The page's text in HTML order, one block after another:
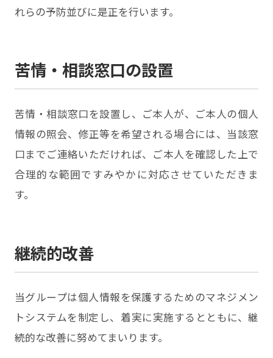
れらの予防並びに是正を行います。
苦情・相談窓口の設置
苦情・相談窓口を設置し、ご本人が、ご本人の個人
情報の照会、修正等を希望される場合には、当該窓
口までご連絡いただければ、ご本人を確認した上で
合理的な範囲ですみやかに対応させていただきま
す。
継続的改善
当グループは個人情報を保護するためのマネジメン
トシステムを制定し、着実に実施するとともに、継
続的な改善に努めてまいります。